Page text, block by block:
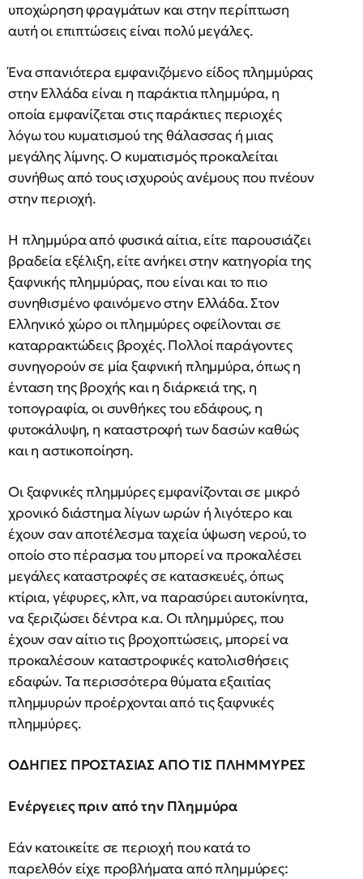
υποχώρηση φραγμάτων και στην περίπτωση
αυτή οι επιπτώσεις είναι πολύ μεγάλες.
Ένα σπανιότερα εμφανιζόμενο είδος πλημμύρας
στην Ελλάδα είναι η παράκτια πλημμύρα, η
οποία εμφανίζεται στις παράκτιες περιοχές
λόγω του κυματισμού της θάλασσας ή μιας
μεγάλης λίμνης. Ο κυματισμός προκαλείται
συνήθως από τους ισχυρούς ανέμους που πνέουν
στην περιοχή.
Η πλημμύρα από φυσικά αίτια, είτε παρουσιάζει
βραδεία εξέλιξη, είτε ανήκει στην κατηγορία της
ξαφνικής πλημμύρας, που είναι και το πιο
συνηθισμένο φαινόμενο στην Ελλάδα. Στον
Ελληνικό χώρο οι πλημμύρες οφείλονται σε
καταρρακτώδεις βροχές. Πολλοί παράγοντες
συνηγορούν σε μία ξαφνική πλημμύρα, όπως η
ένταση της βροχής και η διάρκειά της, η
τοπογραφία, οι συνθήκες του εδάφους, η
φυτοκάλυψη, η καταστροφή των δασών καθώς
και η αστικοποίηση.
Οι ξαφνικές πλημμύρες εμφανίζονται σε μικρό
χρονικό διάστημα λίγων ωρών ή λιγότερο και
έχουν σαν αποτέλεσμα ταχεία ύψωση νερού, το
οποίο στο πέρασμα του μπορεί να προκαλέσει
μεγάλες καταστροφές σε κατασκευές, όπως
κτίρια, γέφυρες, κλπ, να παρασύρει αυτοκίνητα,
να ξεριζώσει δέντρα κ.α. Οι πλημμύρες, που
έχουν σαν αίτιο τις βροχοπτώσεις, μπορεί να
προκαλέσουν καταστροφικές κατολισθήσεις
εδαφών. Τα περισσότερα θύματα εξαιτίας
πλημμυρών προέρχονται από τις ξαφνικές
πλημμύρες.
ΟΔΗΓΙΕΣ ΠΡΟΣΤΑΣΙΑΣ ΑΠΟ ΤΙΣ ΠΛΗΜΜΥΡΕΣ
Ενέργειες πριν από την Πλημμύρα
Εάν κατοικείτε σε περιοχή που κατά το
παρελθόν είχε προβλήματα από πλημμύρες: